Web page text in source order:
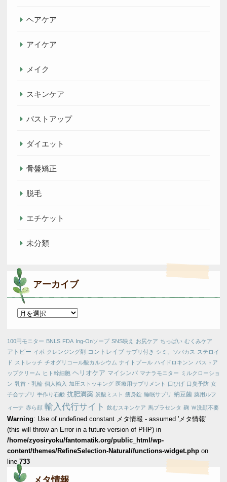
ヘアケア
アイケア
メイク
スキンケア
バストアップ
ダイエット
骨盤矯正
脱毛
エチケット
未分類
アーカイブ
ア
イ
ブ
100円モニター BNLS FDA Ing-Onソープ SNS映え お尻ケア ちっぱい むくみケア
アトピー イボ クレンジング剤 コントレイブ サプリ付き シミ、ソバカス
ステロイ
ド ストレッチ チオグリコール酸カルシウム ナイトプール ハイドロキンン バストア
ップクリーム ヒト幹細胞 ヘリオケア マイシンバ マナラモニター
ミルクローショ
ン 乳首・乳輪 個人輸入 加圧ストッキング 医療用サプリメント 口ひげ 口臭予防 女
子会サプリ 手作り石鹸 抗肥満薬 炭酸ミスト 痩身錠 睡眠サプリ 納豆菌 薬用ルフ
ィーナ 赤ら顔 輸入代行サイト 飲むスキンケア 馬プラセンタ 麹 Ｗ洗顔不要
Warning: Use of undefined constant メタ情報 - assumed 'メタ情報'
(this will throw an Error in a future version of PHP) in
/home/zyosiryoku/fantomatik.org/public_html/wp-
content/themes/RefineSelection-Natural/functions-widget.php on
line 733